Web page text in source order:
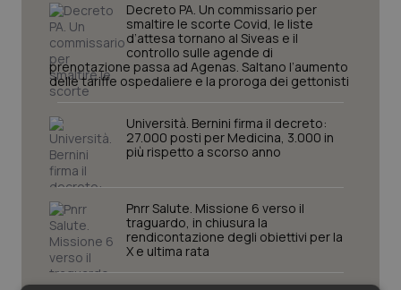
Piemonte
Provincia Autonoma di Bolzano
Provincia Autonoma di Trento
Puglia
Sardegna
Sicilia
HIV
Infezioni & Febbre
Ipertensione & Scompenso
Malattie rare
Malattia di Crohn & Rettocolite Ulcerosa
Neuroscienze & patologie neurodegenerative
Decreto PA. Un commissario per
smaltire le scorte Covid, le liste
d’attesa tornano al Siveas e il
controllo sulle agende di
prenotazione passa ad Agenas. Saltano l’aumento
delle tariffe ospedaliere e la proroga dei gettonisti
Università. Bernini firma il decreto:
27.000 posti per Medicina, 3.000 in
più rispetto a scorso anno
Pnrr Salute. Missione 6 verso il
traguardo, in chiusura la
rendicontazione degli obiettivi per la
X e ultima rata